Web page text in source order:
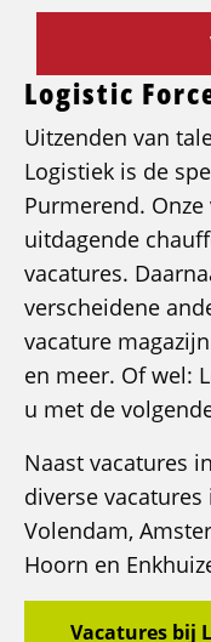
Logistic
Uitzenden van
Logistiek is de
Purmerend.
uitdagende
vacatures.
verscheidene
vacature
en meer. Of wel:
u met de
Naast vacatures
diverse
Volendam,
Hoorn en
Vacatures bij